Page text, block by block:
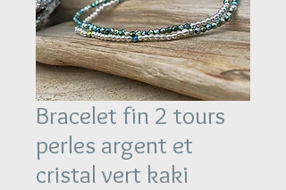
Bracelet fin 2 tours
perles argent et
cristal vert kaki